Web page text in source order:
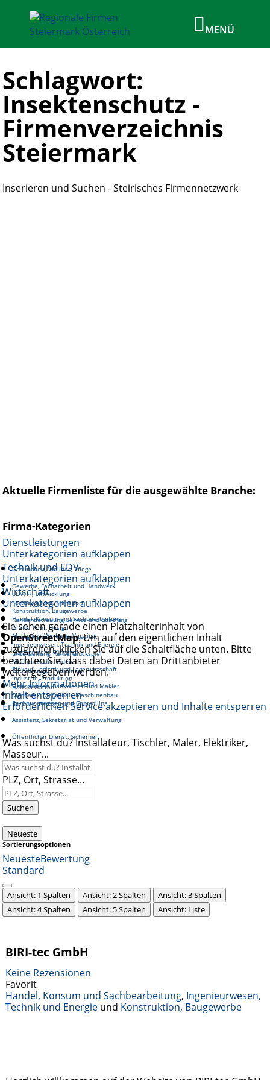
Schlagwort:
Insektenschutz -
Firmenverzeichnis
Steiermark
Inserieren und Suchen - Steirisches Firmennetzwerk
Aktuelle Firmenliste für die ausgewählte Branche:
Firma-Kategorien
Dienstleistungen
Unterkategorien aufklappen
Gesundheit, Wellnes, Pflege
Gewerbe, Facharbeit und Handwerk
Fortbewegung, Transport
Kundenbetreuung, Service und Coaching
Reinigung und Hauswirtschaft
Unterhaltung, Kunst, Glückspiel
Gastronomie, Tourismus
Haus & Garten
Soziales, Pädagogik, Bildung
Technik und EDV
Unterkategorien aufklappen
EDV, IT, Entwicklung
Konstruktion, Baugewerbe
Grafik, Print, Design
Ingenieurwesen, Technik und Energie
Medien, Audio, Video
Industrie, Produktion
Mechanik, Metallbau, Maschinenbau
Wirtschaft
Unterkategorien aufklappen
Handel, Konsum und Sachbearbeitung
Marketing, Werbung, Vertrieb
Management, Führung
Einkauf, Logistik und Lagerwirtschaft
Finanzwesen, Bankwesen und Makler
Rechnungswesen und Controlling
Assistenz, Sekretariat und Verwaltung
Öffentlicher Dienst, Sicherheit
Sie sehen gerade einen Platzhalterinhalt von
OpenStreetMap. Um auf den eigentlichen Inhalt
zuzugreifen, klicken Sie auf die Schaltfläche unten. Bitte
beachten Sie, dass dabei Daten an Drittanbieter
weitergegeben werden.
Mehr Informationen
Inhalt entsperren
Erforderlichen Service akzeptieren und Inhalte entsperren
Was suchst du? Installateur, Tischler, Maler, Elektriker,
Masseur...
PLZ, Ort, Strasse...
Suchen
Neueste
Sortierungsoptionen
NeuesteBewertung
Standard
Ansicht: 1 Spalten Ansicht: 2 Spalten
Ansicht: 3 Spalten
Ansicht: 4 Spalten
Ansicht: 5 Spalten Ansicht: Liste
BIRI-tec GmbH
Keine Rezensionen
Favorit
Handel, Konsum und Sachbearbeitung, Ingenieurwesen,
Technik und Energie und Konstruktion, Baugewerbe